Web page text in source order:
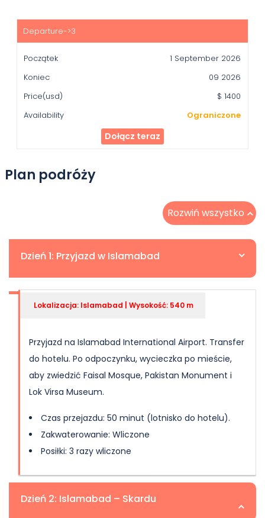
1 September 2026
09 2026
$ 1400
Ograniczone
Dołącz teraz
Plan podróży
Rozwiń wszystko
Dzień 1: Przyjazd w Islamabad
Lokalizacja: Islamabad | Wysokość: 540 m
Przyjazd na Islamabad International Airport. Transfer
do hotelu. Po odpoczynku, wycieczka po mieście,
aby zwiedzić Faisal Mosque, Pakistan Monument i
Lok Virsa Museum.
Czas przejazdu: 50 minut (lotnisko do hotelu).
Zakwaterowanie: Wliczone
Posiłki: 3 razy wliczone
Dzień 2: Islamabad – Skardu